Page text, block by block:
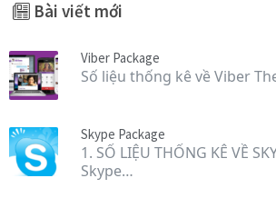
Bài viết mới
Viber Package
Số liệu thống kê về Viber
Skype Package
1. SỐ LIỆU THỐNG KÊ VỀ
Skype…